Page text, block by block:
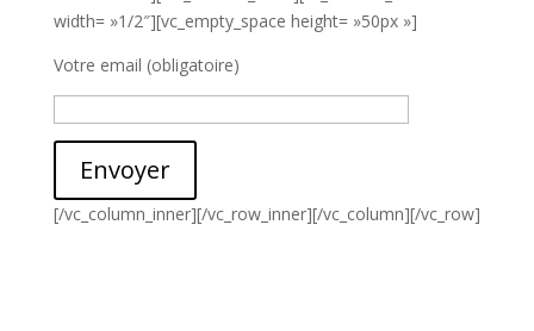
width= »1/2″][vc_empty_space height= »50px »]
Votre email (obligatoire)
Envoyer
[/vc_column_inner][/vc_row_inner][/vc_column][/vc_row]